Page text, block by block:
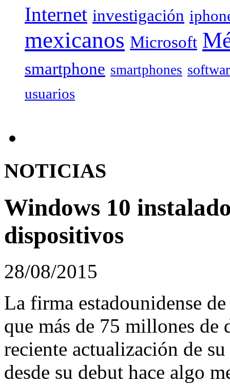
Internet investigación
mexicanos Microsoft
smartphone smartphones
usuarios
NOTICIAS
Windows 10
dispositivos
28/08/2015
La firma estadounidense
que más de 75 millones de
reciente actualización de
desde su debut hace algo